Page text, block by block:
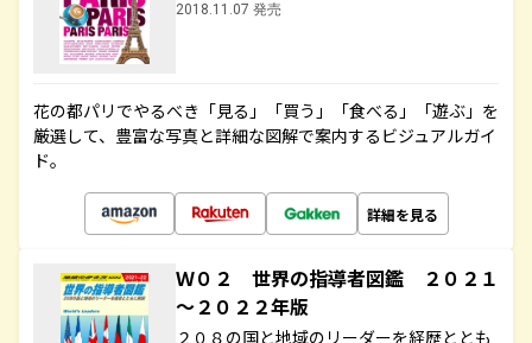
2018.11.07 発売
花の都パリでやるべき「見る」「買う」「食べる」「遊ぶ」を
厳選して、豊富な写真と詳細な図解で案内するビジュアルガイ
ド。
詳細を見る
Ｗ０２ 世界の指導者図鑑 ２０２１
～２０２２年版
２０８の国と地域のリーダーを経歴ととも